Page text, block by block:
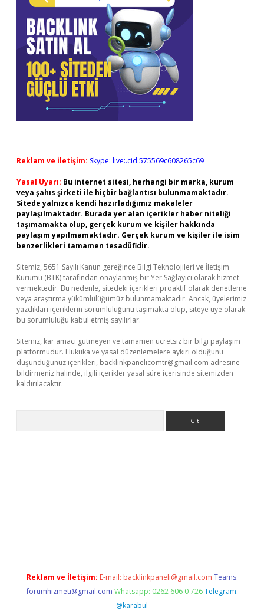
Reklam ve İletişim: Skype: live:.cid.575569c608265c69
Yasal Uyarı: Bu internet sitesi, herhangi bir marka, kurum
veya şahıs şirketi ile hiçbir bağlantısı bulunmamaktadır.
Sitede yalnızca kendi hazırladığımız makaleler
paylaşılmaktadır. Burada yer alan içerikler haber niteliği
taşımamakta olup, gerçek kurum ve kişiler hakkında
paylaşım yapılmamaktadır. Gerçek kurum ve kişiler ile isim
benzerlikleri tamamen tesadüfidir.
Sitemiz, 5651 Sayılı Kanun gereğince Bilgi Teknolojileri ve İletişim
Kurumu (BTK) tarafından onaylanmış bir Yer Sağlayıcı olarak hizmet
vermektedir. Bu nedenle, sitedeki içerikleri proaktif olarak denetleme
veya araştırma yükümlülüğümüz bulunmamaktadır. Ancak, üyelerimiz
yazdıkları içeriklerin sorumluluğunu taşımakta olup, siteye üye olarak
bu sorumluluğu kabul etmiş sayılırlar.
Sitemiz, kar amacı gütmeyen ve tamamen ücretsiz bir bilgi paylaşım
platformudur. Hukuka ve yasal düzenlemelere aykırı olduğunu
düşündüğünüz içerikleri, backlinkpanelicomtr@gmail.com adresine
bildirmeniz halinde, ilgili içerikler yasal süre içerisinde sitemizden
kaldırılacaktır.
Reklam ve İletişim: E-mail: backlinkpaneli@gmail.com Teams:
forumhizmeti@gmail.com Whatsapp: 0262 606 0 726 Telegram:
@karabul